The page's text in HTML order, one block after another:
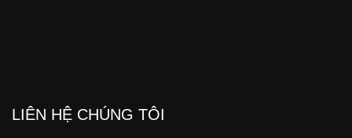
LIÊN HỆ CHÚNG TÔI